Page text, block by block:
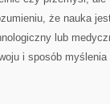
że nauka
lub
i sposób myślenia